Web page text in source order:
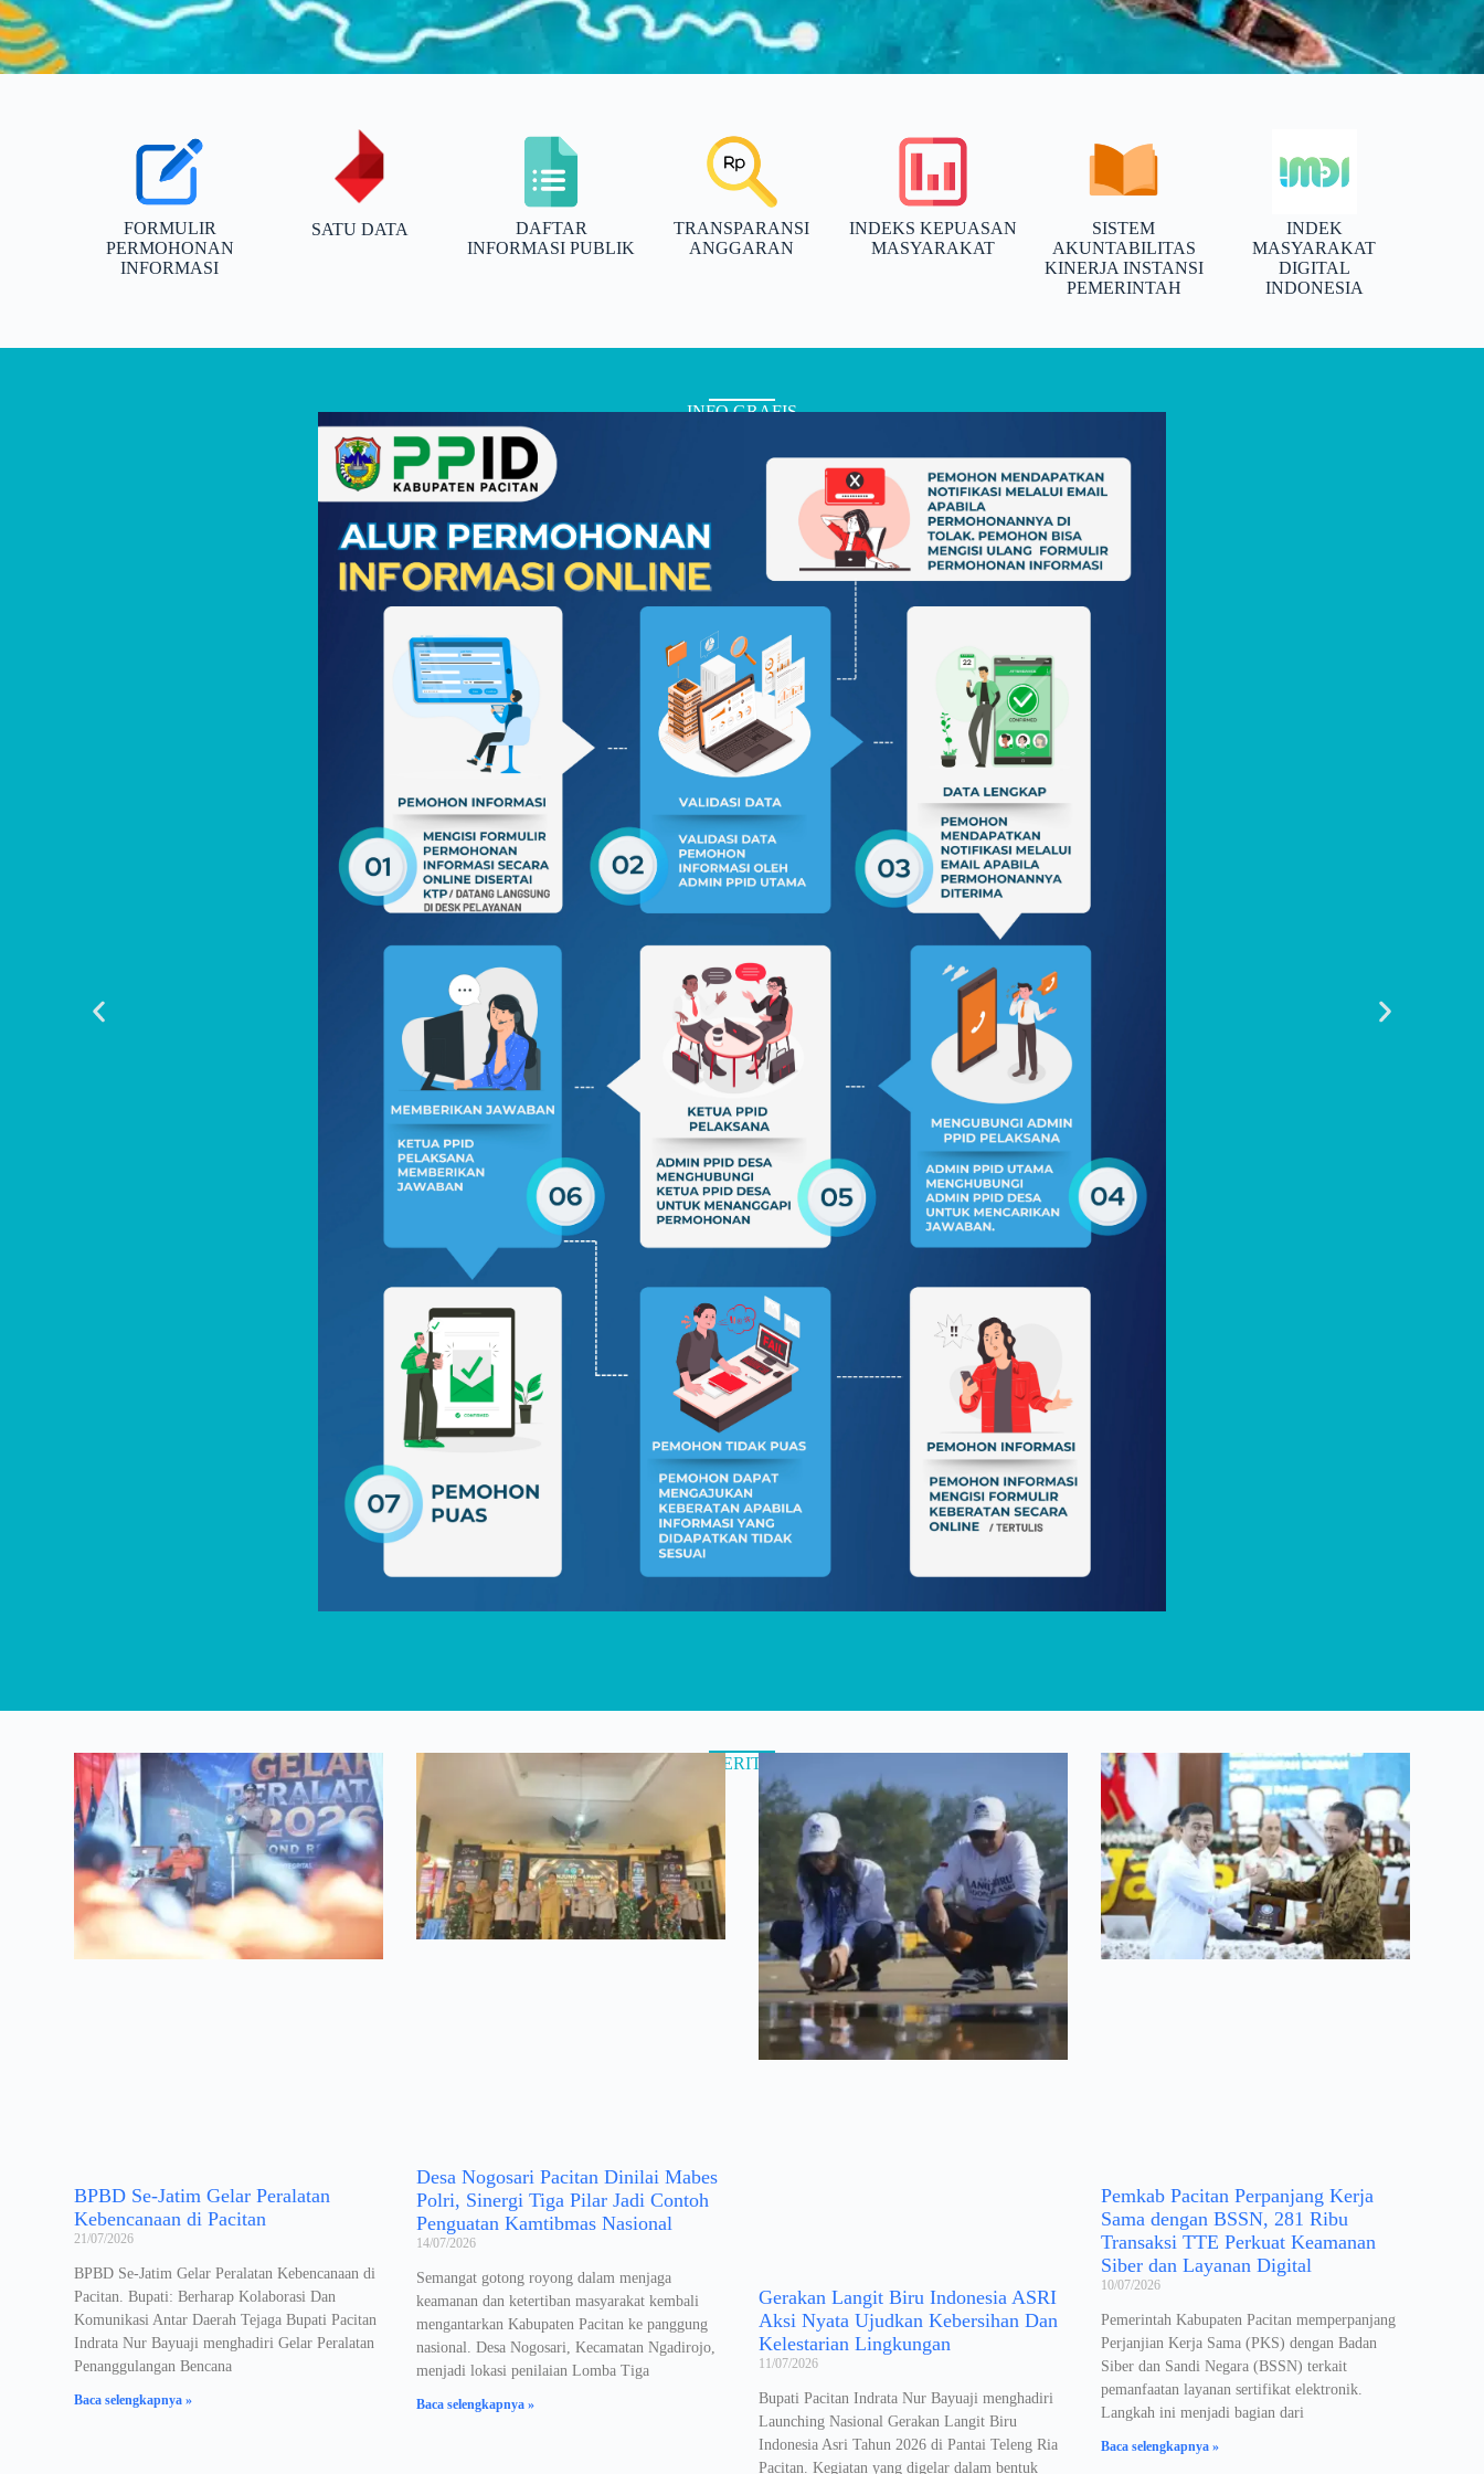
FORMULIR
PERMOHONAN
INFORMASI
SATU DATA
DAFTAR
INFORMASI PUBLIK
TRANSPARANSI
ANGGARAN
INDEKS KEPUASAN
MASYARAKAT
SISTEM
AKUNTABILITAS
KINERJA INSTANSI
PEMERINTAH
INDEK
MASYARAKAT
DIGITAL
INDONESIA
INFO GRAFIS
BERITA
BPBD Se-Jatim Gelar Peralatan
Kebencanaan di Pacitan
21/07/2026
BPBD Se-Jatim Gelar Peralatan Kebencanaan di
Pacitan. Bupati: Berharap Kolaborasi Dan
Komunikasi Antar Daerah Tejaga Bupati Pacitan
Indrata Nur Bayuaji menghadiri Gelar Peralatan
Penanggulangan Bencana
Baca selengkapnya »
Desa Nogosari Pacitan Dinilai Mabes
Polri, Sinergi Tiga Pilar Jadi Contoh
Penguatan Kamtibmas Nasional
14/07/2026
Semangat gotong royong dalam menjaga
keamanan dan ketertiban masyarakat kembali
mengantarkan Kabupaten Pacitan ke panggung
nasional. Desa Nogosari, Kecamatan Ngadirojo,
menjadi lokasi penilaian Lomba Tiga
Baca selengkapnya »
Gerakan Langit Biru Indonesia ASRI
Aksi Nyata Ujudkan Kebersihan Dan
Kelestarian Lingkungan
11/07/2026
Bupati Pacitan Indrata Nur Bayuaji menghadiri
Launching Nasional Gerakan Langit Biru
Indonesia Asri Tahun 2026 di Pantai Teleng Ria
Pacitan. Kegiatan yang digelar dalam bentuk
Pemkab Pacitan Perpanjang Kerja
Sama dengan BSSN, 281 Ribu
Transaksi TTE Perkuat Keamanan
Siber dan Layanan Digital
10/07/2026
Pemerintah Kabupaten Pacitan memperpanjang
Perjanjian Kerja Sama (PKS) dengan Badan
Siber dan Sandi Negara (BSSN) terkait
pemanfaatan layanan sertifikat elektronik.
Langkah ini menjadi bagian dari
Baca selengkapnya »